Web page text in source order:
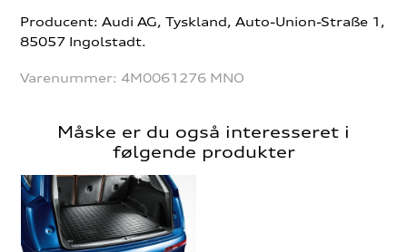
Producent: Audi AG, Tyskland, Auto-Union-Straße 1,
85057 Ingolstadt.
Varenummer:4M0061276 MNO
Måske er du også interesseret i
følgende produkter